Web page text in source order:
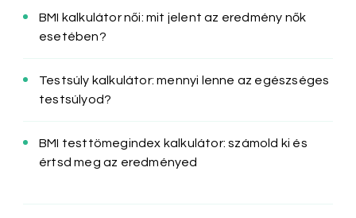
BMI kalkulátor női: mit jelent az eredmény nők
esetében?
Testsúly kalkulátor: mennyi lenne az egészséges
testsúlyod?
BMI testtömegindex kalkulátor: számold ki és
értsd meg az eredményed